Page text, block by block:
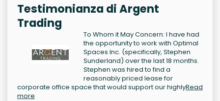
Testimonianza di Argent
Trading
To Whom it May Concern: I have had
the opportunity to work with Optimal
Spaces Inc. (specifically, Stephen
Sunderland) over the last 18 months.
Stephen was hired to find a
reasonably priced lease for
corporate office space that would support our highlyRead
more